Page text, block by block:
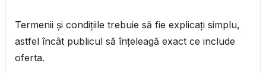
Termenii și condițiile trebuie să fie explicați simplu,
astfel încât publicul să înțeleagă exact ce include
oferta.